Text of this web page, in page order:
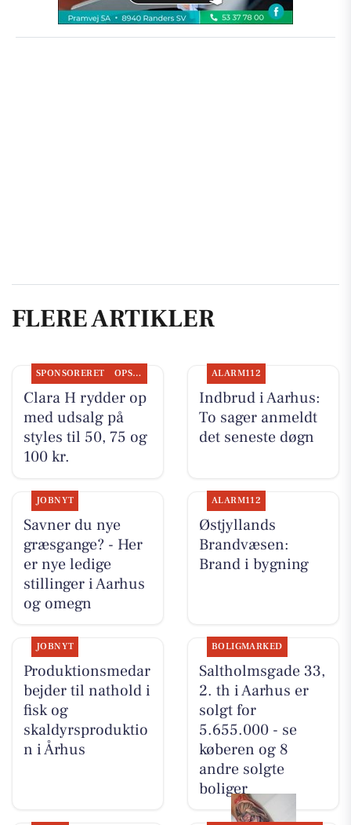
FLERE ARTIKLER
SPONSORERET OPSLAGSTAVLEN
Clara H rydder op
med udsalg på
styles til 50, 75 og
100 kr.
ALARM112
Indbrud i Aarhus:
To sager anmeldt
det seneste døgn
JOBNYT
Savner du nye
græsgange? - Her
er nye ledige
stillinger i Aarhus
og omegn
ALARM112
Østjyllands
Brandvæsen:
Brand i bygning
JOBNYT
Produktionsmedar
bejder til nathold i
fisk og
skaldyrsproduktio
n i Århus
BOLIGMARKED
Saltholmsgade 33,
2. th i Aarhus er
solgt for
5.655.000 - se
køberen og 8
andre solgte
boliger